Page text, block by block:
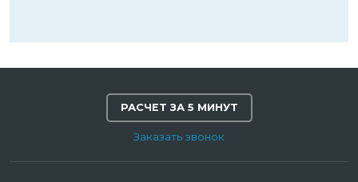
РАСЧЕТ ЗА 5 МИНУТ
Заказать звонок